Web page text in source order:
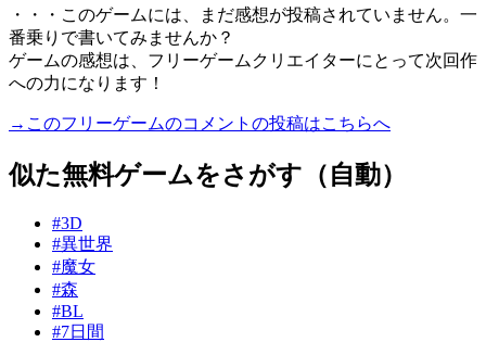
・・・このゲームには、まだ感想が投稿されていません。一
番乗りで書いてみませんか？
ゲームの感想は、フリーゲームクリエイターにとって次回作
への力になります！
→このフリーゲームのコメントの投稿はこちらへ
似た無料ゲームをさがす（自動）
#3D
#異世界
#魔女
#森
#BL
#7日間